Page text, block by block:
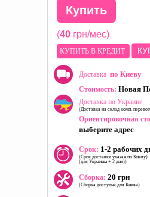
Купить
(40 грн/мес)
КУПИТЬ В КРЕДИТ
Доставка по Киеву
Стоимость: Новая
Доставка по Украине
(Доставка на склад комп.
Ориентировочная
выберите адрес
Срок: 1-2 рабочих
(Срок доставки указан по Киеву)
(для Украины + 2 дня))
Сборка: 20 грн
(Сборка доступна для Киева)